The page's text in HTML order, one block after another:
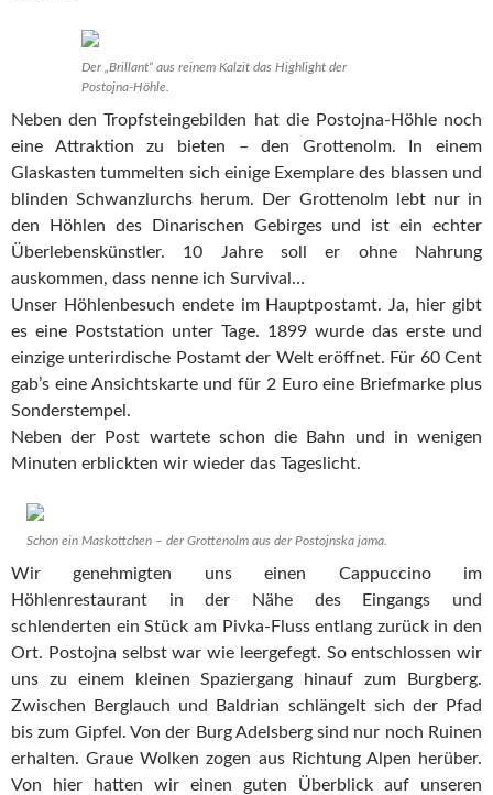
Der „Brillant“ aus reinem Kalzit das Highlight der
Postojna-Höhle.
Neben den Tropfsteingebilden hat die Postojna-Höhle noch
eine Attraktion zu bieten – den Grottenolm. In einem
Glaskasten tummelten sich einige Exemplare des blassen und
blinden Schwanzlurchs herum. Der Grottenolm lebt nur in
den Höhlen des Dinarischen Gebirges und ist ein echter
Überlebenskünstler. 10 Jahre soll er ohne Nahrung
auskommen, dass nenne ich Survival…
Unser Höhlenbesuch endete im Hauptpostamt. Ja, hier gibt
es eine Poststation unter Tage. 1899 wurde das erste und
einzige unterirdische Postamt der Welt eröffnet. Für 60 Cent
gab’s eine Ansichtskarte und für 2 Euro eine Briefmarke plus
Sonderstempel.
Neben der Post wartete schon die Bahn und in wenigen
Minuten erblickten wir wieder das Tageslicht.
Schon ein Maskottchen – der Grottenolm aus der Postojnska jama.
Wir genehmigten uns einen Cappuccino im
Höhlenrestaurant in der Nähe des Eingangs und
schlenderten ein Stück am Pivka-Fluss entlang zurück in den
Ort. Postojna selbst war wie leergefegt. So entschlossen wir
uns zu einem kleinen Spaziergang hinauf zum Burgberg.
Zwischen Berglauch und Baldrian schlängelt sich der Pfad
bis zum Gipfel. Von der Burg Adelsberg sind nur noch Ruinen
erhalten. Graue Wolken zogen aus Richtung Alpen herüber.
Von hier hatten wir einen guten Überblick auf unseren